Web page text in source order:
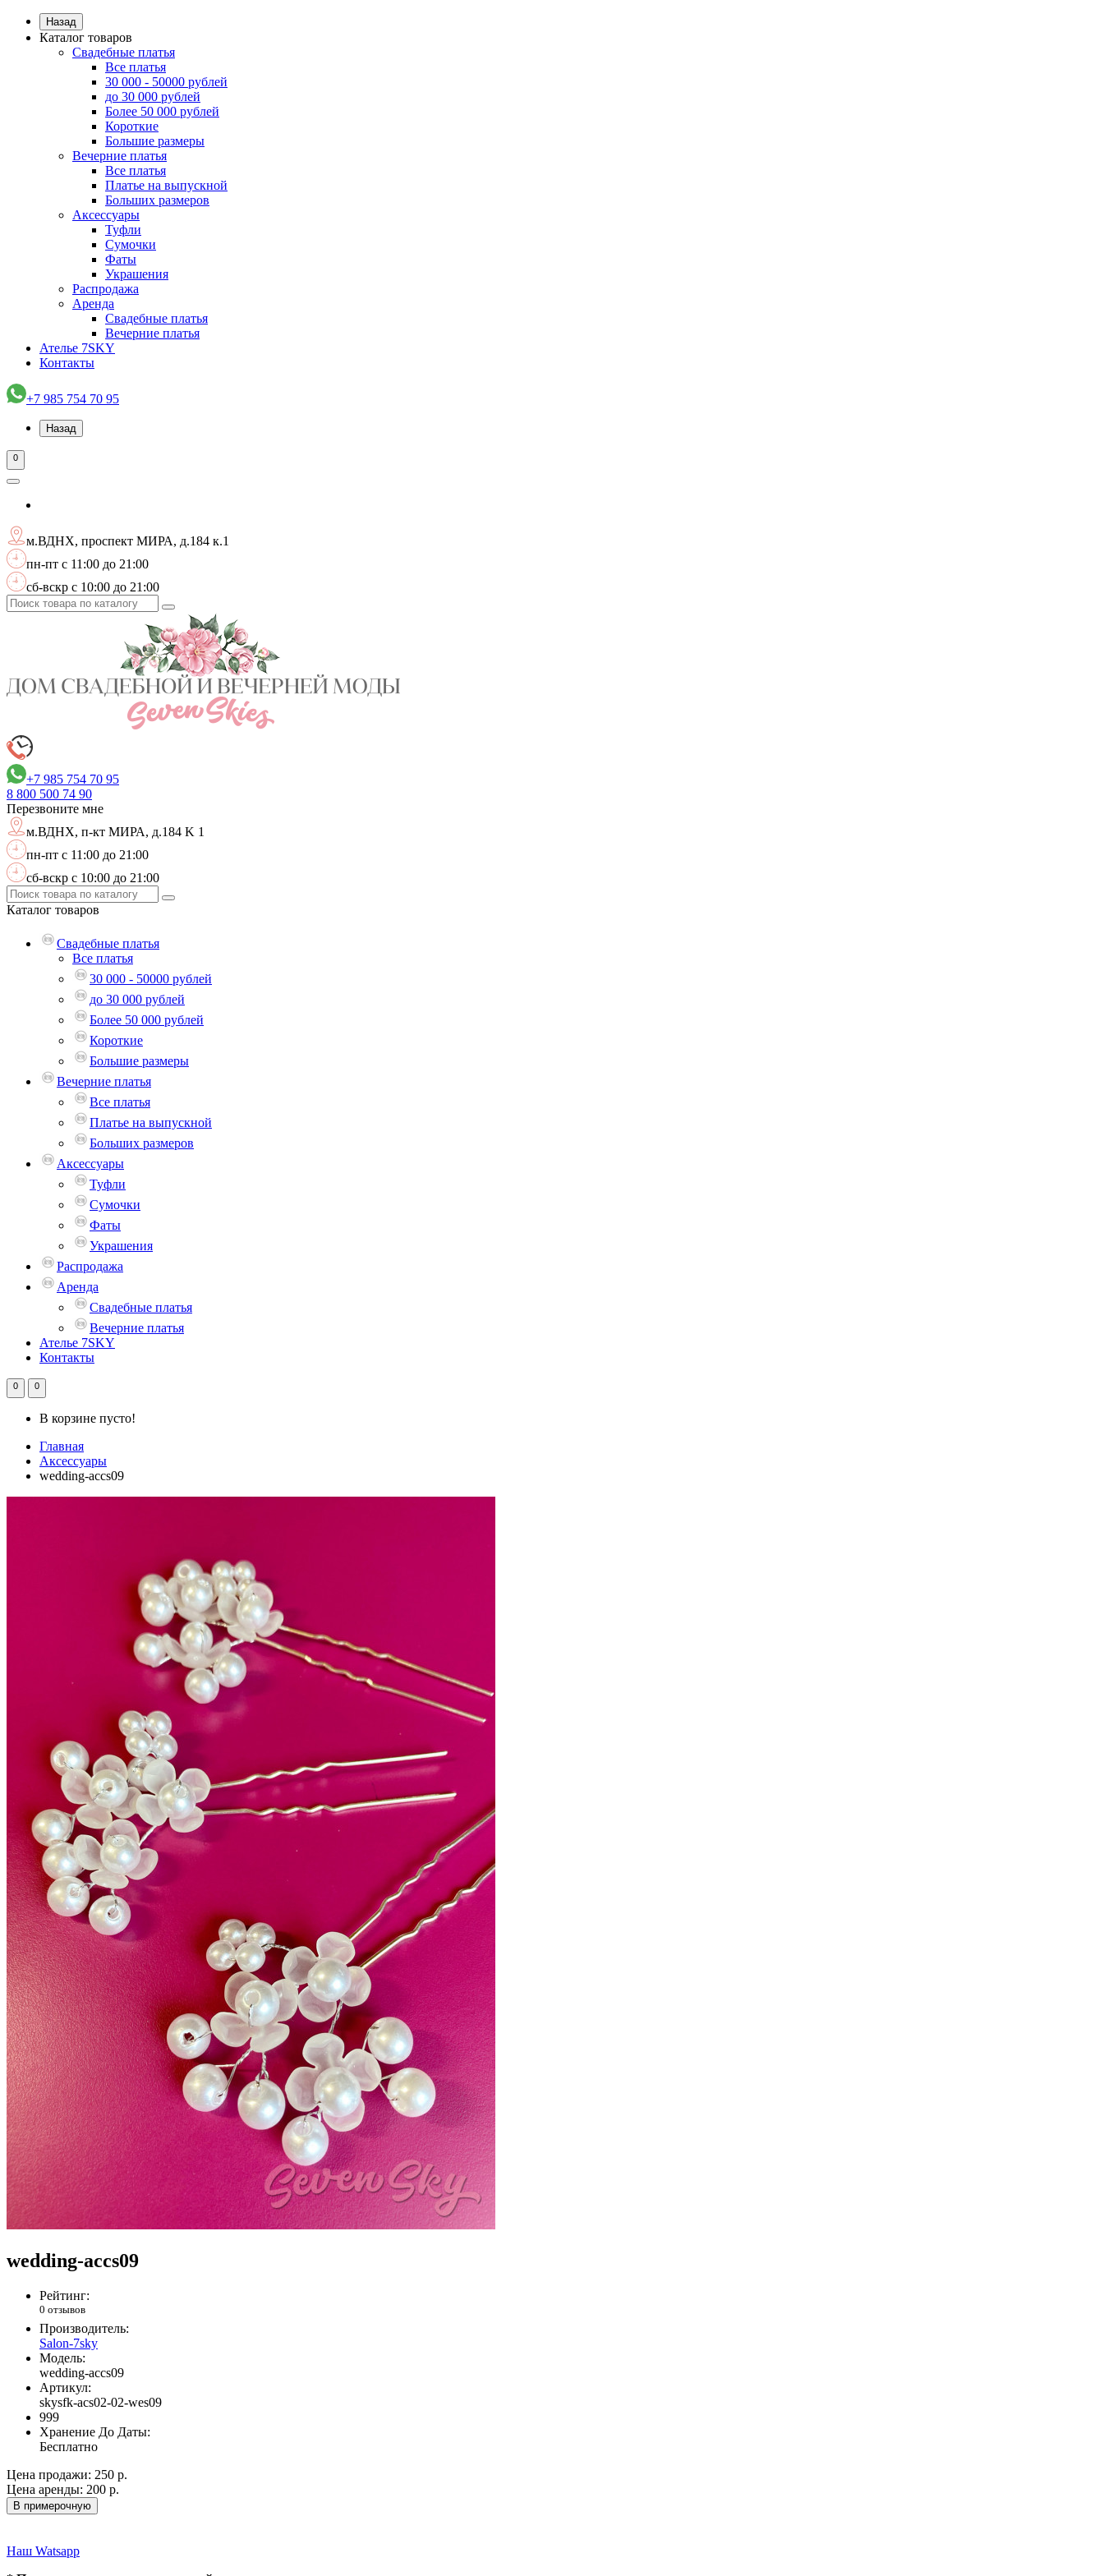
Назад
Каталог товаров
Свадебные платья
Все платья
30 000 - 50000 рублей
до 30 000 рублей
Более 50 000 рублей
Короткие
Большие размеры
Вечерние платья
Все платья
Платье на выпускной
Больших размеров
Аксессуары
Туфли
Сумочки
Фаты
Украшения
Распродажа
Аренда
Свадебные платья
Вечерние платья
Ателье 7SKY
Контакты
+7 985 754 70 95
Назад
0
м.ВДНХ, проспект МИРА, д.184 к.1
пн-пт с 11:00 до 21:00
сб-вскр с 10:00 до 21:00
+7 985 754 70 95
8 800 500 74 90
Перезвоните мне
м.ВДНХ, п-кт МИРА, д.184 K 1
пн-пт с 11:00 до 21:00
сб-вскр с 10:00 до 21:00
Каталог товаров
Свадебные платья
Все платья
30 000 - 50000 рублей
до 30 000 рублей
Более 50 000 рублей
Короткие
Большие размеры
Вечерние платья
Все платья
Платье на выпускной
Больших размеров
Аксессуары
Туфли
Сумочки
Фаты
Украшения
Распродажа
Аренда
Свадебные платья
Вечерние платья
Ателье 7SKY
Контакты
0 0
В корзине пусто!
Главная
Аксессуары
wedding-accs09
wedding-accs09
Рейтинг:
0 отзывов
Производитель:
Salon-7sky
Модель:
wedding-accs09
Артикул:
skysfk-acs02-02-wes09
999
Хранение До Даты:
Бесплатно
Цена продажи: 250 р.
Цена аренды: 200 р.
В примерочную
Наш Watsapp